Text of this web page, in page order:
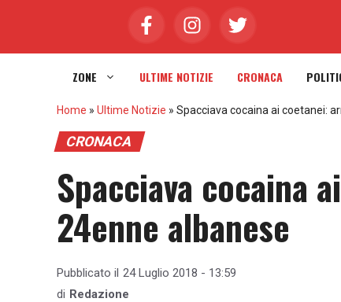
ZONE ULTIME NOTIZIE CRONACA
Home » Ultime Notizie » Spacciava cocaina ai coetanei:
CRONACA
Spacciava cocaina
24enne albanese
Pubblicato il 24 Luglio 2018 - 13:59
di Redazione